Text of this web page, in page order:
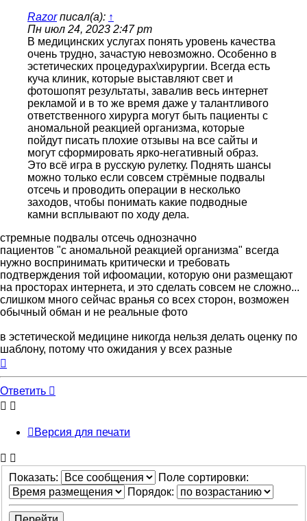
Razorписал(а): ↑
Пн июл 24, 2023 2:47 pm
В медицинских услугах понять уровень качества
очень трудно, зачастую невозможно. Особенно в
эстетических процедурах\хирургии. Всегда есть
куча клиник, которые выставляют свет и
фотошопят результаты, завалив весь интернет
рекламой и в то же время даже у талантливого
ответственного хирурга могут быть пациенты с
аномальной реакцией организма, которые
пойдут писать плохие отзывы на все сайты и
могут сформировать ярко-негативный образ.
Это всё игра в русскую рулетку. Поднять шансы
можно только если совсем стрёмные подвалы
отсечь и проводить операции в несколько
заходов, чтобы понимать какие подводные
камни всплывают по ходу дела.
стремные подвалы отсечь однозначно
пациентов "с аномальной реакцией организма" всегда
нужно воспринимать критически и требовать
подтверждения той ифоомации, которую они размещают
на просторах интернета, и это сделать совсем не сложно...
слишком много сейчас вранья со всех сторон, возможен
обычный обман и не реальные фото
в эстетической медицине никогда нельзя делать оценку по
шаблону, потому что ожидания у всех разные
началу
Ответить
Версия для печати
Показать:
Поле сортировки:
Порядок: